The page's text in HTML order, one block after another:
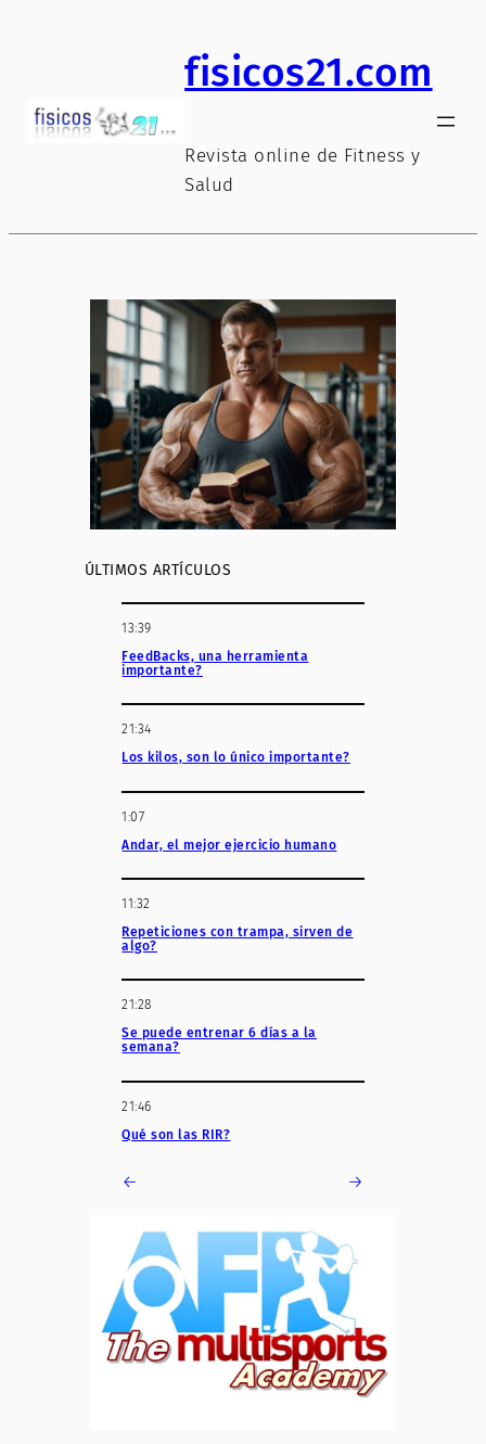
fisicos21.com
Revista online de Fitness y
Salud
ÚLTIMOS ARTÍCULOS
13:39
FeedBacks, una herramienta
importante?
21:34
Los kilos, son lo único importante?
1:07
Andar, el mejor ejercicio humano
11:32
Repeticiones con trampa, sirven de
algo?
21:28
Se puede entrenar 6 días a la
semana?
21:46
Qué son las RIR?
← →